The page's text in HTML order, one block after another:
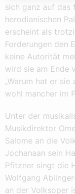
sich ganz auf das
herodianischen
erscheint als
Forderungen den
keine Autorität
wird sie am Ende
„Warum hat er
wohl mancher im
Unter der
Musikdirektor
Salome an die
Jochanaan sein
Pfitzner singt die
Wolfgang
an der Volksoper